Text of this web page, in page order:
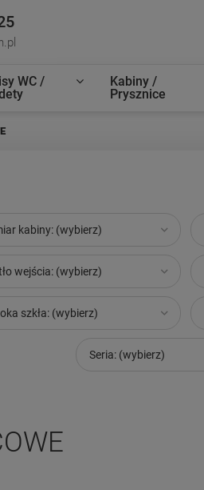
WC /
Kabiny /
Prysznice
kabiny: (wybierz)
wejścia: (wybierz)
szkła: (wybierz)
Seria: (wybierz)